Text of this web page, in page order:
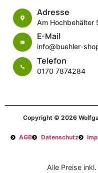
Adresse
Am Hochbehälter
E-Mail
info@buehler-
Telefon
0170 7874284
Copyright © 2026
AGB Datenschutz
Alle Preise